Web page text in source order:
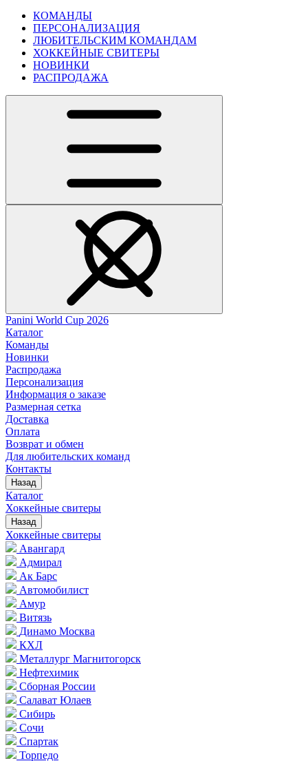
КОМАНДЫ
ПЕРСОНАЛИЗАЦИЯ
ЛЮБИТЕЛЬСКИМ КОМАНДАМ
ХОККЕЙНЫЕ СВИТЕРЫ
НОВИНКИ
РАСПРОДАЖА
Panini World Cup 2026
Каталог
Команды
Новинки
Распродажа
Персонализация
Информация о заказе
Размерная сетка
Доставка
Оплата
Возврат и обмен
Для любительских команд
Контакты
Назад
Каталог
Хоккейные свитеры
Назад
Хоккейные свитеры
Авангард
Адмирал
Ак Барс
Автомобилист
Амур
Витязь
Динамо Москва
КХЛ
Металлург Магнитогорск
Нефтехимик
Сборная России
Салават Юлаев
Сибирь
Сочи
Спартак
Торпедо